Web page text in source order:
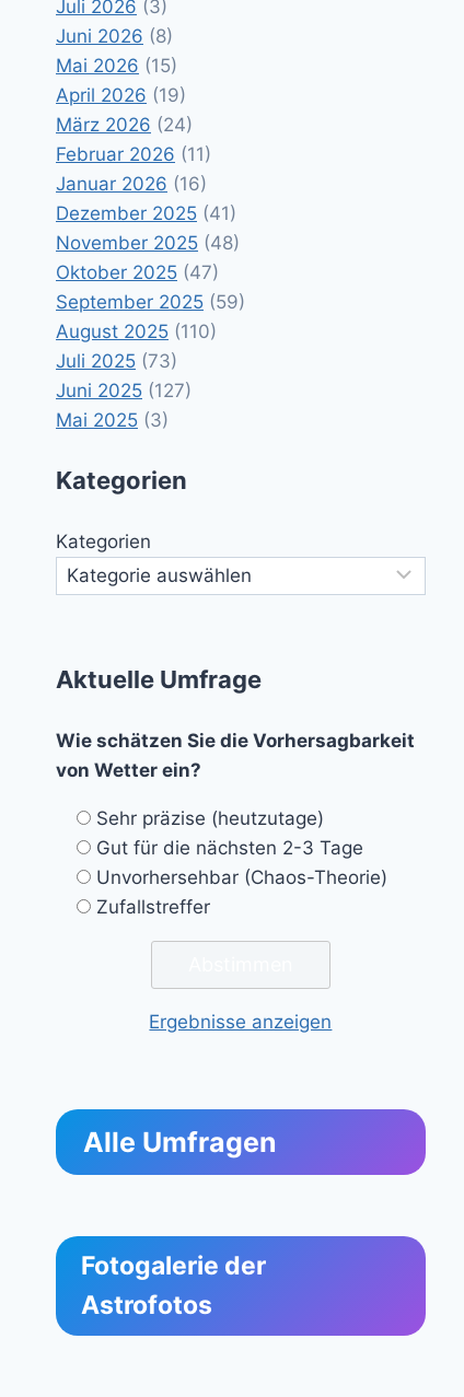
Juli 2026 (3)
Juni 2026 (8)
Mai 2026 (15)
April 2026 (19)
März 2026 (24)
Februar 2026 (11)
Januar 2026 (16)
Dezember 2025 (41)
November 2025 (48)
Oktober 2025 (47)
September 2025 (59)
August 2025 (110)
Juli 2025 (73)
Juni 2025 (127)
Mai 2025 (3)
Kategorien
Kategorien
Aktuelle Umfrage
Wie schätzen Sie die Vorhersagbarkeit
von Wetter ein?
Sehr präzise (heutzutage)
Gut für die nächsten 2-3 Tage
Unvorhersehbar (Chaos-Theorie)
Zufallstreffer
Ergebnisse anzeigen
Alle Umfragen
Fotogalerie der
Astrofotos